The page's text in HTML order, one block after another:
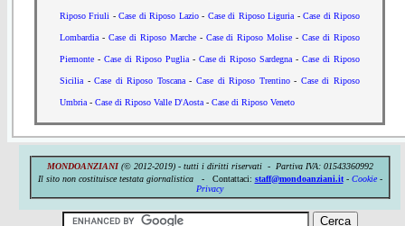
Riposo Friuli -Case di Riposo Lazio- Case di Riposo Liguria -Case di Riposo
Lombardia - Case di Riposo Marche- Case di Riposo Molise -Case di Riposo
Piemonte - Case di Riposo Puglia- Case di Riposo Sardegna -Case di Riposo
Sicilia -Case di Riposo Toscana-Case di Riposo Trentino- Case di Riposo
Umbria - Case di Riposo Valle D'Aosta - Case di Riposo Veneto
MONDOANZIANI (© 2012-2019) - tutti i diritti riservati - Partiva IVA: 01543360992
Il sito non costituisce testata giornalistica - Contattaci: staff@mondoanziani.it- Cookie-
Privacy